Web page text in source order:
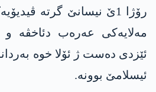
رۆژا 1ێ نیسانێ گرتە
ئێزدی دەست ژ ئۆلا خوە
ئیسلامێ بوونە.